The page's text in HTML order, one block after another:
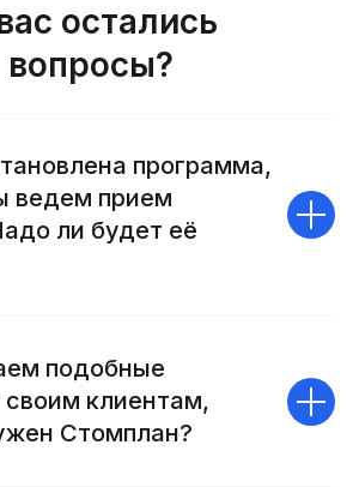
остались
вопросы?
программа,
ведем прием
ли будет её
подобные
своим клиентам,
Стомплан?